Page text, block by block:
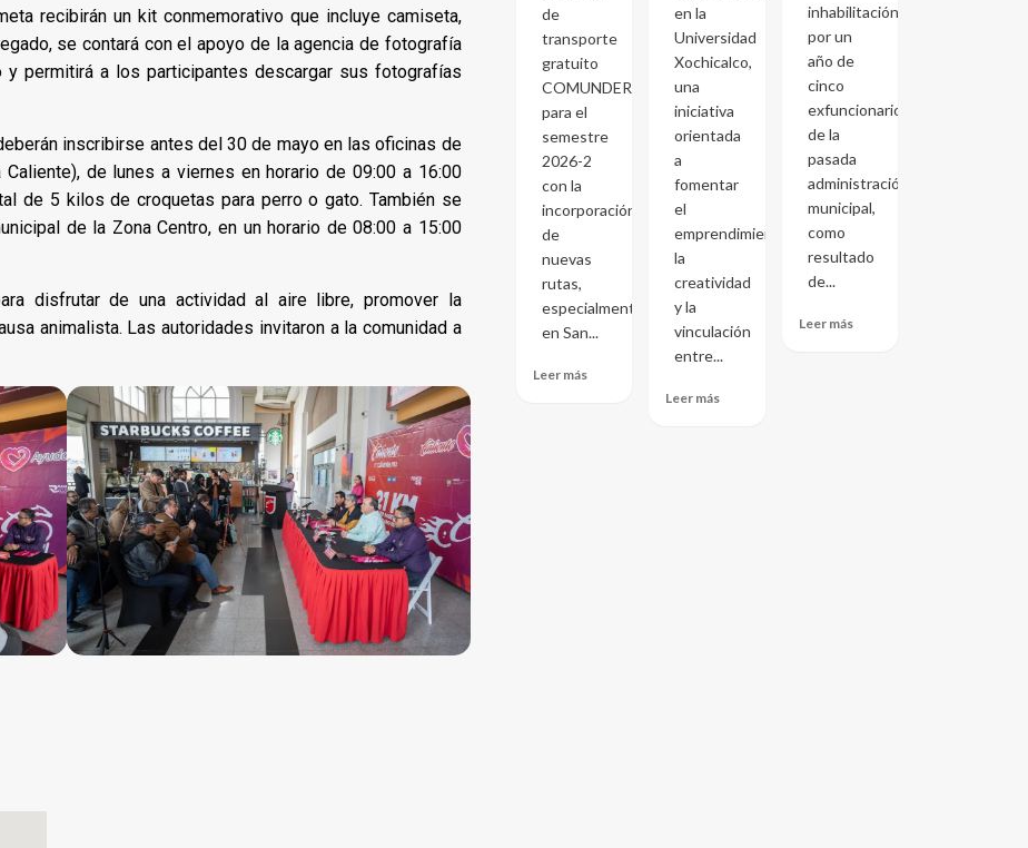
recibirán un kit conmemorativo que incluye camiseta,
se contará con el apoyo de la agencia de fotografía
y permitirá a los participantes descargar sus fotografías
inscribirse antes del 30 de mayo en las oficinas de
de lunes a viernes en horario de 09:00 a 16:00
de 5 kilos de croquetas para perro o gato. También se
de la Zona Centro, en un horario de 08:00 a 15:00
disfrutar de una actividad al aire libre, promover la
animalista. Las autoridades invitaron a la comunidad a
de
transporte
gratuito
COMUNDER
para el
semestre
2026-2
con la
incorporación
de
nuevas
rutas,
especialmente
en San...
Leer más
en la
Universidad
Xochicalco,
una
iniciativa
orientada
a
fomentar
el
emprendimiento,
la
creatividad
y la
vinculación
entre...
Leer más
inhabilitación
por un
año de
cinco
exfuncionarios
de la
pasada
administración
municipal,
como
resultado
de...
Leer más